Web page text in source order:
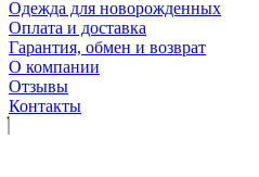
Одежда для новорожденных
Оплата и доставка
Гарантия, обмен и возврат
О компании
Отзывы
Контакты